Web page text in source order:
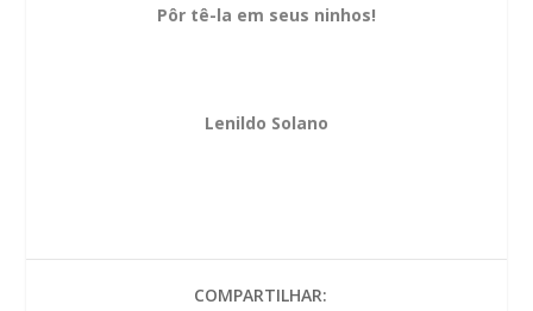
Pôr tê-la em seus ninhos!
Lenildo Solano
COMPARTILHAR: